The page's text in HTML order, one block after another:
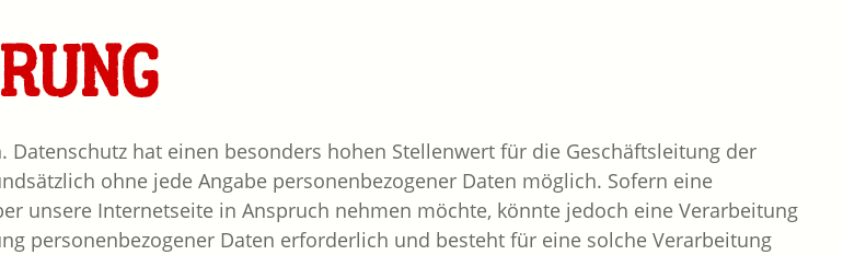
hat einen besonders hohen Stellenwert für die Geschäftsleitung der
ohne jede Angabe personenbezogener Daten möglich. Sofern eine
unsere Internetseite in Anspruch nehmen möchte, könnte jedoch eine Verarbeitung
personenbezogener Daten erforderlich und besteht für eine solche Verarbeitung